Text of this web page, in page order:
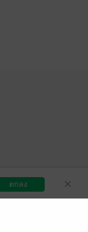
วิธีการใช้งาน
ตกลง